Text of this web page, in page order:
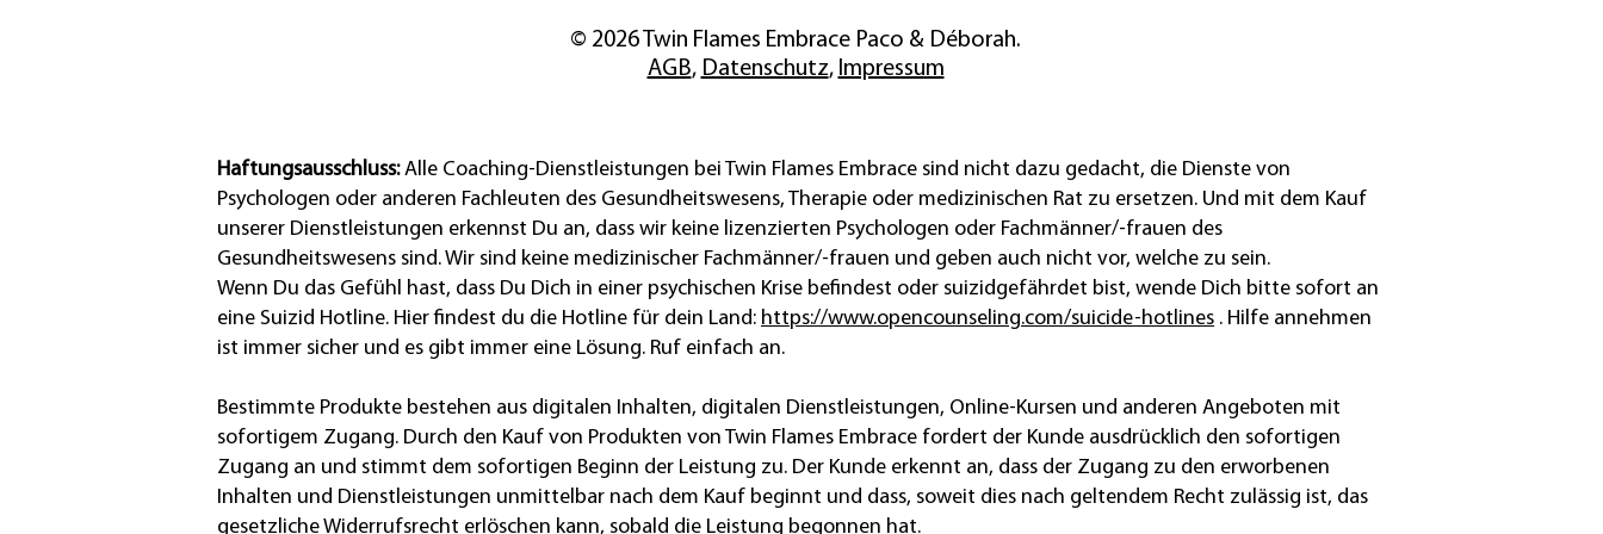
© 2026 Twin Flames Embrace Paco & Déborah.
AGB, Datenschutz, Impressum
Haftungsausschluss:Alle Coaching-Dienstleistungen bei Twin Flames Embrace sind nicht dazu gedacht, die Dienste von
Psychologen oder anderen Fachleuten des Gesundheitswesens, Therapie oder medizinischen Rat zu ersetzen. Und mit dem Kauf
unserer Dienstleistungen erkennst Du an, dass wir keine lizenzierten Psychologen oder Fachmänner/-frauen des
Gesundheitswesens sind. Wir sind keine medizinischer Fachmänner/-frauen und geben auch nicht vor, welche zu sein.
Wenn Du das Gefühl hast, dass Du Dich in einer psychischen Krise befindest oder suizidgefährdet bist, wende Dich bitte sofort an
eine Suizid Hotline. Hier findest du die Hotline für dein Land: https://www.opencounseling.com/suicide-hotlines . Hilfe annehmen
ist immer sicher und es gibt immer eine Lösung. Ruf einfach an.
Bestimmte Produkte bestehen aus digitalen Inhalten, digitalen Dienstleistungen, Online‑Kursen und anderen Angeboten mit
sofortigem Zugang. Durch den Kauf von Produkten von Twin Flames Embrace fordert der Kunde ausdrücklich den sofortigen
Zugang an und stimmt dem sofortigen Beginn der Leistung zu. Der Kunde erkennt an, dass der Zugang zu den erworbenen
Inhalten und Dienstleistungen unmittelbar nach dem Kauf beginnt und dass, soweit dies nach geltendem Recht zulässig ist, das
gesetzliche Widerrufsrecht erlöschen kann, sobald die Leistung begonnen hat.